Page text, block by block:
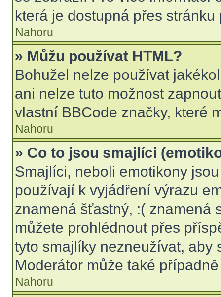
která je dostupná přes stránku
Nahoru
» Můžu používat HTML?
Bohužel nelze používat
ani nelze tuto možnost
vlastní BBCode značky, které
Nahoru
» Co to jsou smajlíci
Smajlíci, neboli emotikony
používají k vyjádření výrazu
znamená šťastný, :( znamená
můžete prohlédnout přes
tyto smajlíky nezneužívat, aby
Moderátor může také
Nahoru